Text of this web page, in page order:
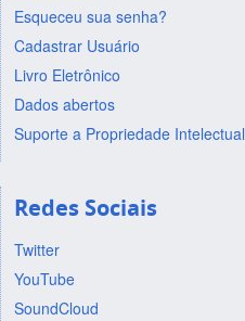
Esqueceu sua senha?
Cadastrar Usuário
Livro Eletrônico
Dados abertos
Suporte a Propriedade Intelectual
Redes Sociais
Twitter
YouTube
SoundCloud